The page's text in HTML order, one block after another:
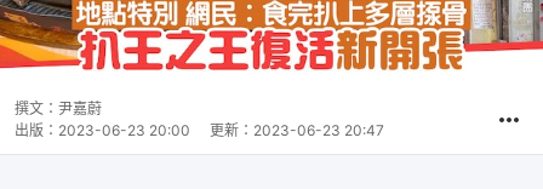
撰文： 尹嘉蔚
出版： 2023-06-23 20:00 更新： 2023-06-23 20:47